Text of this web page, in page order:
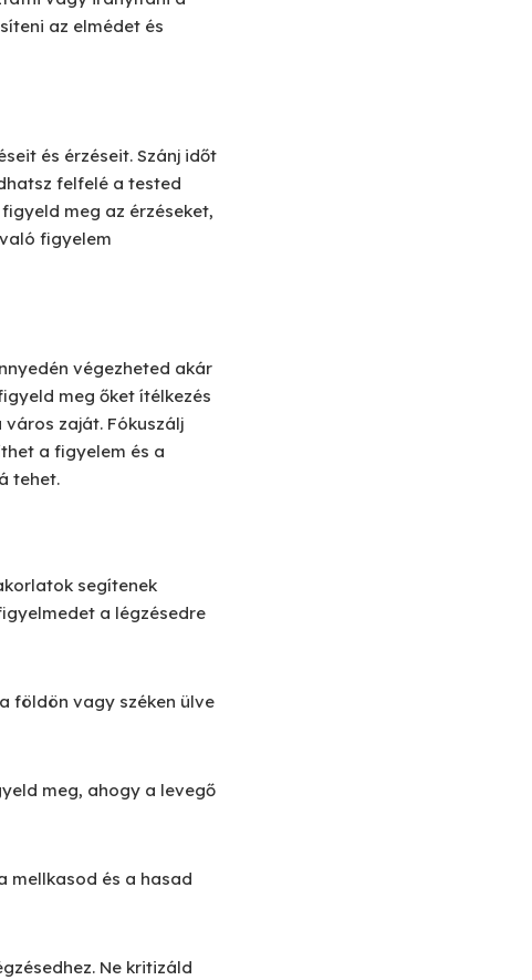
az elmédet és
és érzéseit. Szánj időt
felfelé a tested
meg az érzéseket,
figyelem
végezheted akár
meg őket ítélkezés
zaját. Fókuszálj
a figyelem és a
tehet.
segítenek
a légzésedre
földön vagy széken ülve
meg, ahogy a levegő
mellkasod és a hasad
Ne kritizáld